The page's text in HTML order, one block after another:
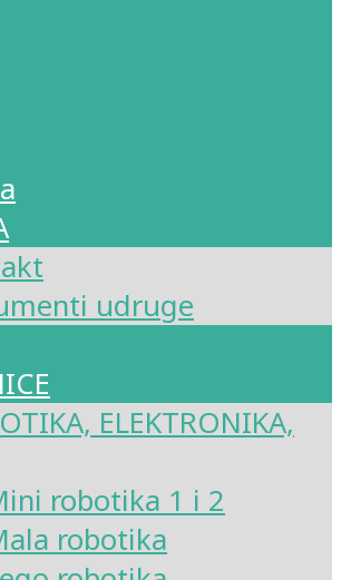
udruge
ELEKTRONIKA,
robotika 1 i 2
robotika